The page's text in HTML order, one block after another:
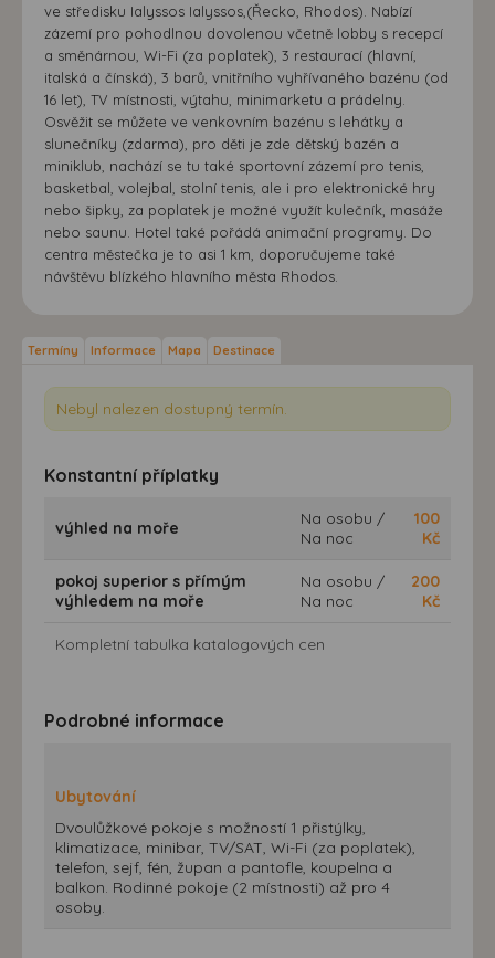
ve středisku Ialyssos Ialyssos,(Řecko, Rhodos). Nabízí
zázemí pro pohodlnou dovolenou včetně lobby s recepcí
a směnárnou, Wi-Fi (za poplatek), 3 restaurací (hlavní,
italská a čínská), 3 barů, vnitřního vyhřívaného bazénu (od
16 let), TV místnosti, výtahu, minimarketu a prádelny.
Osvěžit se můžete ve venkovním bazénu s lehátky a
slunečníky (zdarma), pro děti je zde dětský bazén a
miniklub, nachází se tu také sportovní zázemí pro tenis,
basketbal, volejbal, stolní tenis, ale i pro elektronické hry
nebo šipky, za poplatek je možné využít kulečník, masáže
nebo saunu. Hotel také pořádá animační programy. Do
centra městečka je to asi 1 km, doporučujeme také
návštěvu blízkého hlavního města Rhodos.
Termíny Informace Mapa Destinace
Nebyl nalezen dostupný termín.
Konstantní příplatky
výhled na moře
Na osobu /
Na noc
100
Kč
pokoj superior s přímým
výhledem na moře
Na osobu /
Na noc
200
Kč
Kompletní tabulka katalogových cen
Podrobné informace
Ubytování
Dvoulůžkové pokoje s možností 1 přistýlky,
klimatizace, minibar, TV/SAT, Wi-Fi (za poplatek),
telefon, sejf, fén, župan a pantofle, koupelna a
balkon. Rodinné pokoje (2 místnosti) až pro 4
osoby.